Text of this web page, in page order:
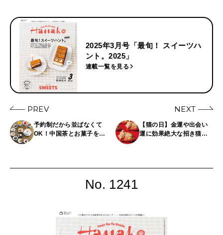
2025年3月号「最旬！ スイーツハ
ント。2025」
連載一覧を見る
PREV
予約制だから並ばなくて
OK！中国茶とお菓子を楽
NEXT
【猫の日】金運や出会い
運に効果絶大な招き猫モ
No. 1241